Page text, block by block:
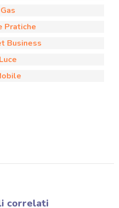
Gas
Pratiche
Business
Luce
correlati